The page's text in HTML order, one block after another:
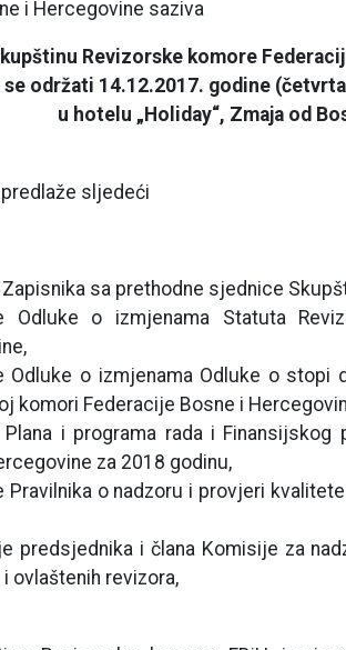
i Hercegovine saziva
Revizorske komore
se održati 14.12.2017. godine
u hotelu „Holiday“, Zmaja od
sljedeći
sa prethodne sjednice
Odluke o izmjenama Statuta
Odluke o izmjenama Odluke o stopi
komori Federacije Bosne i
Plana i programa rada i Finansijskog
za 2018 godinu,
Pravilnika o nadzoru i provjeri
predsjednika i člana Komisije za
ovlaštenih revizora,